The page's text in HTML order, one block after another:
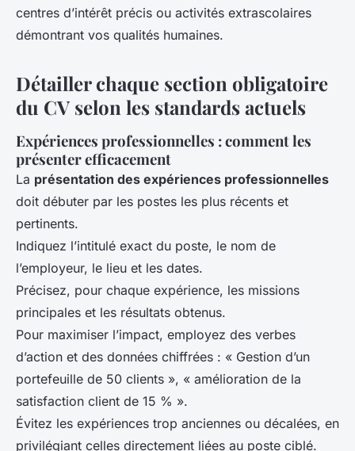
centres d’intérêt précis ou activités extrascolaires
démontrant vos qualités humaines.
Détailler chaque section obligatoire
du CV selon les standards actuels
Expériences professionnelles : comment les
présenter efficacement
La présentation des expériences professionnelles
doit débuter par les postes les plus récents et
pertinents.
Indiquez l’intitulé exact du poste, le nom de
l’employeur, le lieu et les dates.
Précisez, pour chaque expérience, les missions
principales et les résultats obtenus.
Pour maximiser l’impact, employez des verbes
d’action et des données chiffrées : « Gestion d’un
portefeuille de 50 clients », « amélioration de la
satisfaction client de 15 % ».
Évitez les expériences trop anciennes ou décalées, en
privilégiant celles directement liées au poste ciblé.